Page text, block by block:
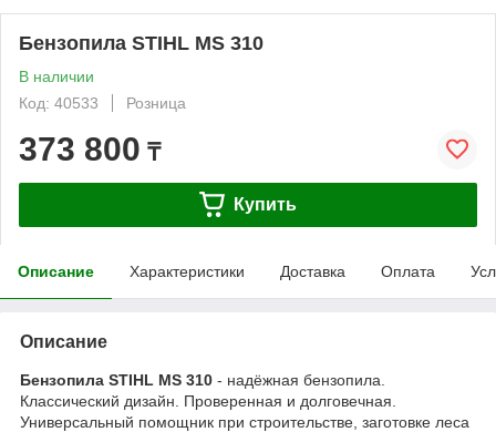
Бензопила STIHL MS 310
В наличии
Код: 40533
Розница
373 800 ₸
Купить
Описание Характеристики Доставка Оплата
Описание
Бензопила STIHL MS 310 - надёжная бензопила.
Классический дизайн. Проверенная и долговечная.
Универсальный помощник при строительстве, заготовке леса